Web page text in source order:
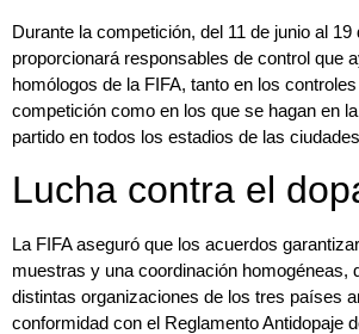
Durante la competición, del 11 de junio al
proporcionará responsables de control que
homólogos de la FIFA, tanto en los
competición como en los que se hagan en
partido en todos los estadios de las
Lucha contra el
La FIFA aseguró que los acuerdos
muestras y una coordinación homogéneas,
distintas organizaciones de los tres países
conformidad con el Reglamento Antidopaje